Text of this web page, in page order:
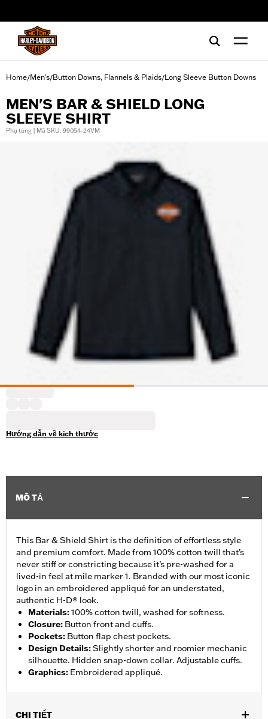
Home/Men's/Button Downs, Flannels & Plaids/Long Sleeve Button Downs
MEN'S BAR & SHIELD LONG
SLEEVE SHIRT
Phụ tùng | Mã SKU: 99054-24VM
Hướng dẫn về kích thước
MÔ TẢ
This Bar & Shield Shirt is the definition of effortless style
and premium comfort. Made from 100% cotton twill that’s
never stiff or constricting because it’s pre-washed for a
lived-in feel at mile marker 1. Branded with our most iconic
logo in an embroidered appliqué for an understated,
authentic H-D® look.
Materials:100% cotton twill, washed for softness.
Closure: Button front and cuffs.
Pockets: Button flap chest pockets.
Design Details:Slightly shorter and roomier mechanic
silhouette. Hidden snap-down collar. Adjustable cuffs.
Graphics: Embroidered appliqué.
CHI TIẾT